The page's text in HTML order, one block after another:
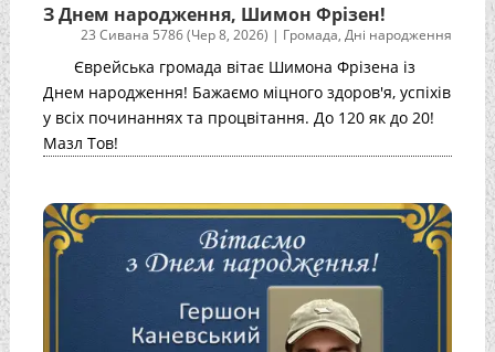
З Днем народження, Шимон Фрізен!
23 Сивана 5786 (Чер 8, 2026) | Громада,Дні народження
Єврейська громада вітає Шимона Фрізена із
Днем народження! Бажаємо міцного здоров'я, успіхів
у всіх починаннях та процвітання. До 120 як до 20!
Мазл Тов!